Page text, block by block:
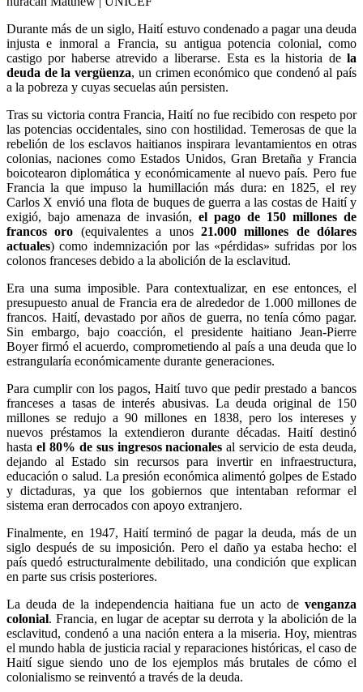
Durante más de un siglo, Haití estuvo condenado a pagar una deuda
injusta e inmoral a Francia, su antigua potencia colonial, como
castigo por haberse atrevido a liberarse. Esta es la historia de la
deuda de la vergüenza, un crimen económico que condenó al país
a la pobreza y cuyas secuelas aún persisten.
Tras su victoria contra Francia, Haití no fue recibido con respeto por
las potencias occidentales, sino con hostilidad. Temerosas de que la
rebelión de los esclavos haitianos inspirara levantamientos en otras
colonias, naciones como Estados Unidos, Gran Bretaña y Francia
boicotearon diplomática y económicamente al nuevo país. Pero fue
Francia la que impuso la humillación más dura: en 1825, el rey
Carlos X envió una flota de buques de guerra a las costas de Haití y
exigió, bajo amenaza de invasión, el pago de 150 millones de
francos oro (equivalentes a unos 21.000 millones de dólares
actuales) como indemnización por las «pérdidas» sufridas por los
colonos franceses debido a la abolición de la esclavitud.
Era una suma imposible. Para contextualizar, en ese entonces, el
presupuesto anual de Francia era de alrededor de 1.000 millones de
francos. Haití, devastado por años de guerra, no tenía cómo pagar.
Sin embargo, bajo coacción, el presidente haitiano Jean-Pierre
Boyer firmó el acuerdo, comprometiendo al país a una deuda que lo
estrangularía económicamente durante generaciones.
Para cumplir con los pagos, Haití tuvo que pedir prestado a bancos
franceses a tasas de interés abusivas. La deuda original de 150
millones se redujo a 90 millones en 1838, pero los intereses y
nuevos préstamos la extendieron durante décadas. Haití destinó
hasta el 80% de sus ingresos nacionales al servicio de esta deuda,
dejando al Estado sin recursos para invertir en infraestructura,
educación o salud. La presión económica alimentó golpes de Estado
y dictaduras, ya que los gobiernos que intentaban reformar el
sistema eran derrocados con apoyo extranjero.
Finalmente, en 1947, Haití terminó de pagar la deuda, más de un
siglo después de su imposición. Pero el daño ya estaba hecho: el
país quedó estructuralmente debilitado, una condición que explican
en parte sus crisis posteriores.
La deuda de la independencia haitiana fue un acto de venganza
colonial. Francia, en lugar de aceptar su derrota y la abolición de la
esclavitud, condenó a una nación entera a la miseria. Hoy, mientras
el mundo habla de justicia racial y reparaciones históricas, el caso de
Haití sigue siendo uno de los ejemplos más brutales de cómo el
colonialismo se reinventó a través de la deuda.